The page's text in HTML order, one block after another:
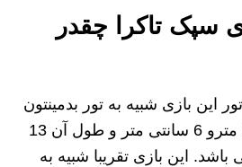
سپک تاکرا چقدر
این بازی شبیه به تور بدمینتون
است. عرض زمین 10 مترو 6 سانتی متر و طول آن 13
می باشد. این بازی تقریبا شبیه به